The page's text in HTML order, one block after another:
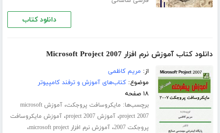
دانلود کتاب
دانلود کتاب آموزش نرم افزار Microsoft Project 2007
از: مریم کاظمی
موضوع:کتاب‌های آموزش و ترفند کامپیوتر
۱۸ صفحه
برچسب‌ها: مایکروسافت پروجکت،
آموزش microsoft
project 2007،آموزش project 2007 ،آموزش مایکروسافت
پروجکت 2007
،آموزش نرم افزار microsoft project ،